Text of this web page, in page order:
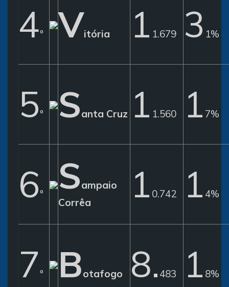
4º Vitória 1 1.679 3 1%
5º Santa Cruz 1 1.560 1 7%
6º Sampaio
Corrêa
1 0.742 1 4%
7º Botafogo 8. 483 1 8%